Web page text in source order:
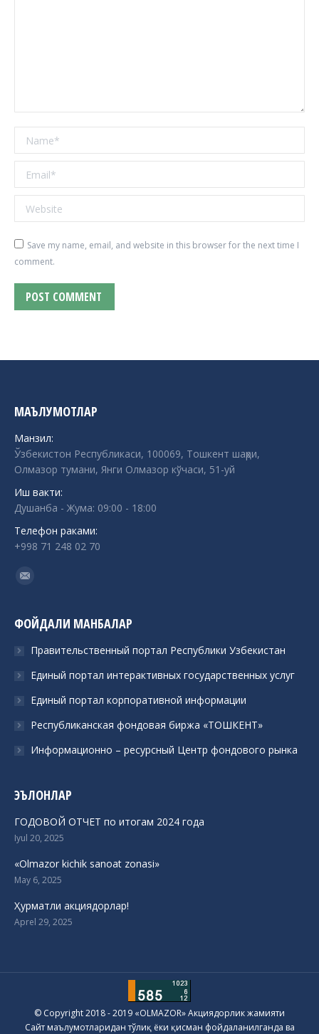
Name *
Email *
Website
Save my name, email, and website in this browser for the next time I
comment.
POST COMMENT
МАЪЛУМОТЛАР
Манзил:
Ўзбекистон Республикаси, 100069, Тошкент шаҳри,
Олмазор тумани, Янги Олмазор кўчаси, 51-уй
Иш вакти:
Душанба - Жума: 09:00 - 18:00
Телефон раками:
+998 71 248 02 70
Find us on:
Mail
ФОЙДАЛИ МАНБАЛАР
Правительственный портал Республики Узбекистан
Единый портал интерактивных государственных услуг
Единый портал корпоративной информации
Республиканская фондовая биржа «ТОШКЕНТ»
Информационно – ресурсный Центр фондового рынка
ЭЪЛОНЛАР
ГОДОВОЙ ОТЧЕТ по итогам 2024 года
Iyul 20, 2025
«Olmazor kichik sanoat zonasi»
May 6, 2025
Ҳурматли акциядорлар!
Aprel 29, 2025
© Copyright 2018 - 2019 «OLMAZOR» Акциядорлик жамияти
Сайт маълумотларидан тўлиқ ёки қисман фойдаланилганда ва